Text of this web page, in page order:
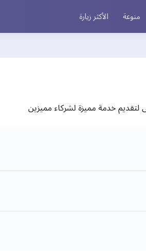
منوعة الأكثر زيارة
لتقديم خدمة مميزة لشركاء مميزين